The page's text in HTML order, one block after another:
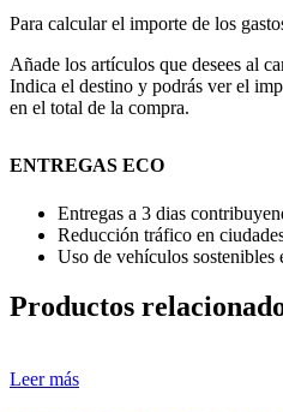
Para calcular el importe de los
Añade los artículos que desees al
Indica el destino y podrás ver el
en el total de la compra.
ENTREGAS ECO
Entregas a 3 dias
Reducción tráfico en
Uso de vehículos sostenibles
Productos
Leer más